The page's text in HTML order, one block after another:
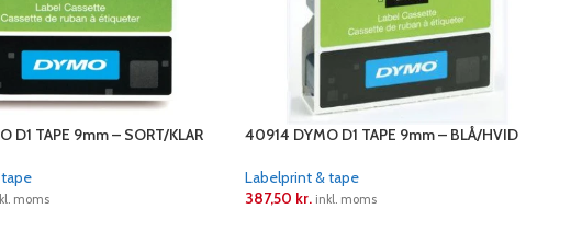
D1 TAPE 9mm – SORT/KLAR
moms
40914 DYMO D1 TAPE 9mm – BLÅ/HVID
Labelprint & tape
387,50 kr. inkl. moms